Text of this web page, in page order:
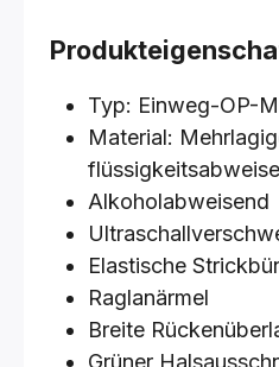
Typ: Einweg-OP-
Material:
Alkoholabweisend
Elastische
Raglanärmel
Breite
Grüner